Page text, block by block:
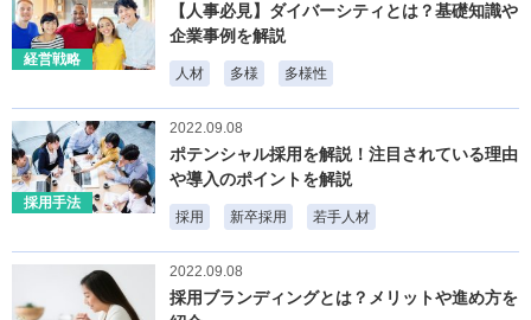
経営戦略
【人事必見】ダイバーシティとは？基礎知識や
企業事例を解説
人材 多様 多様性
採用手法
2022.09.08
ポテンシャル採用を解説！注目されている理由
や導入のポイントを解説
採用 新卒採用 若手人材
2022.09.08
採用ブランディングとは？メリットや進め方を